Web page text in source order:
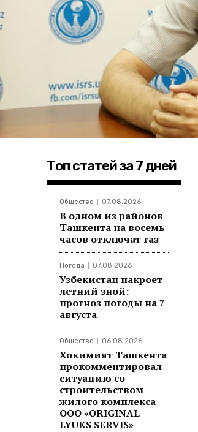
Топ статей за 7 дней
Общество 07.08.2026
В одном из районов
Ташкента на восемь
часов отключат газ
Погода 07.08.2026
Узбекистан накроет
летний зной:
прогноз погоды на 7
августа
Общество 06.08.2026
Хокимият Ташкента
прокомментировал
ситуацию со
строительством
жилого комплекса
ООО «ORIGINAL
LYUKS SERVIS»